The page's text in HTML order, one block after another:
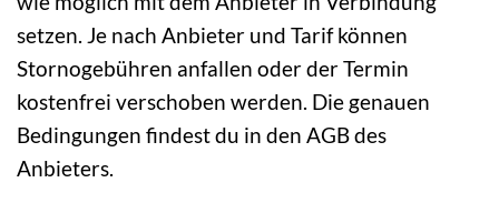
setzen. Je nach Anbieter und Tarif können
Stornogebühren anfallen oder der Termin
kostenfrei verschoben werden. Die genauen
Bedingungen findest du in den AGB des
Anbieters.